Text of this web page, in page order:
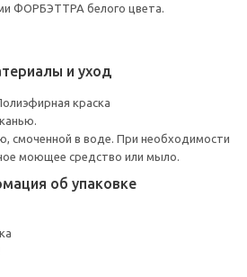
ФОРБЭТТРА белого цвета.
и уход
краска
смоченной в воде. При необходимости
моющее средство или мыло.
об упаковке